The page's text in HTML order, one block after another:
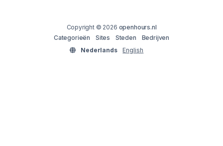
Copyright © 2026 openhours.nl
Categorieën
Sites Steden
Bedrijven
Nederlands
English